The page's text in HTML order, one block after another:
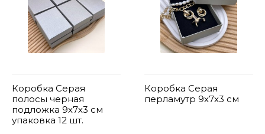
Коробка Серая
полосы черная
подложка 9х7х3 см
упаковка 12 шт.
Коробка Серая
перламутр 9х7х3 см